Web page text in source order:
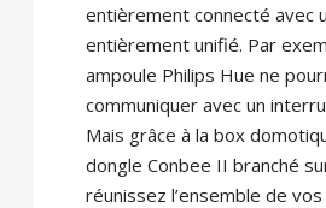
entièrement connecté avec
entièrement unifié. Par
ampoule Philips Hue ne
communiquer avec un
Mais grâce à la box
dongle Conbee II branché
réunissez l’ensemble de